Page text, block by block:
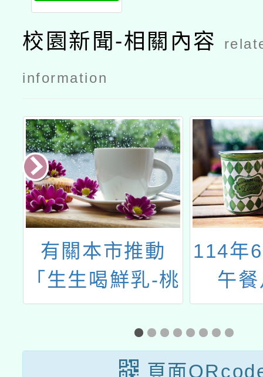
校園新聞-相關內容
information
有關本市推動
「生生喝鮮乳-桃
園鈣健康」一
案，請協助宣導
並依說明事項辦
114年
午
頁面